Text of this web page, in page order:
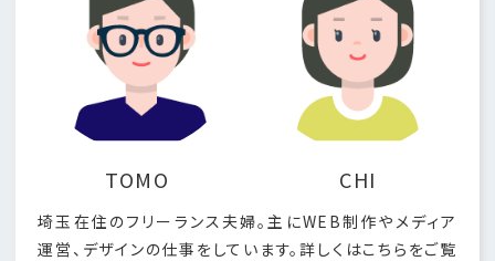
TOMO CHI
埼玉在住のフリーランス夫婦。主にWEB制作やメディア
運営、デザインの仕事をしています。詳しくはこちらをご覧